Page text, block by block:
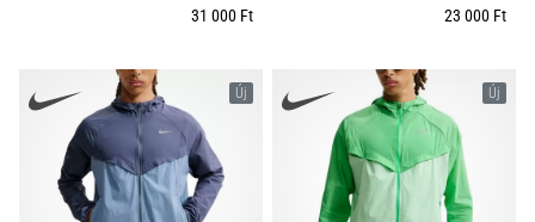
31 000 Ft
23 000 Ft
Új Új